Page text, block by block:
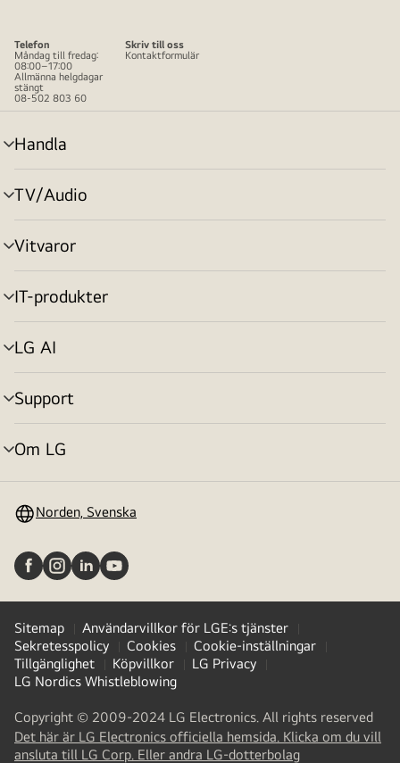
Telefon
Måndag till fredag:
08:00–17:00
Allmänna helgdagar
stängt
08-502 803 60
Skriv till oss
Kontaktformulär
Handla
menyväxling
TV/Audio
menyväxling
Vitvaror
menyväxling
IT-produkter
menyväxling
LG AI
menyväxling
Support
menyväxling
Om LG
menyväxling
Norden, Svenska
Sitemap
Användarvillkor för LGE:s tjänster
Sekretesspolicy
Cookies
Cookie-inställningar
Tillgänglighet
Köpvillkor
LG Privacy
LG Nordics Whistleblowing
Copyright © 2009-2024 LG Electronics. All rights reserved
Det här är LG Electronics officiella hemsida. Klicka om du vill
ansluta till LG Corp. Eller andra LG-dotterbolag(